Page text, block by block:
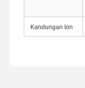
Kandungan Ion